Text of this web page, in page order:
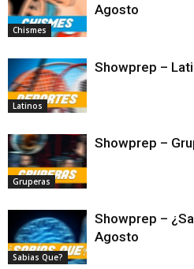
Chismes
Latinos
Showprep –
Gruperas
Showprep –
Sabias Que?
Showprep –
Agosto